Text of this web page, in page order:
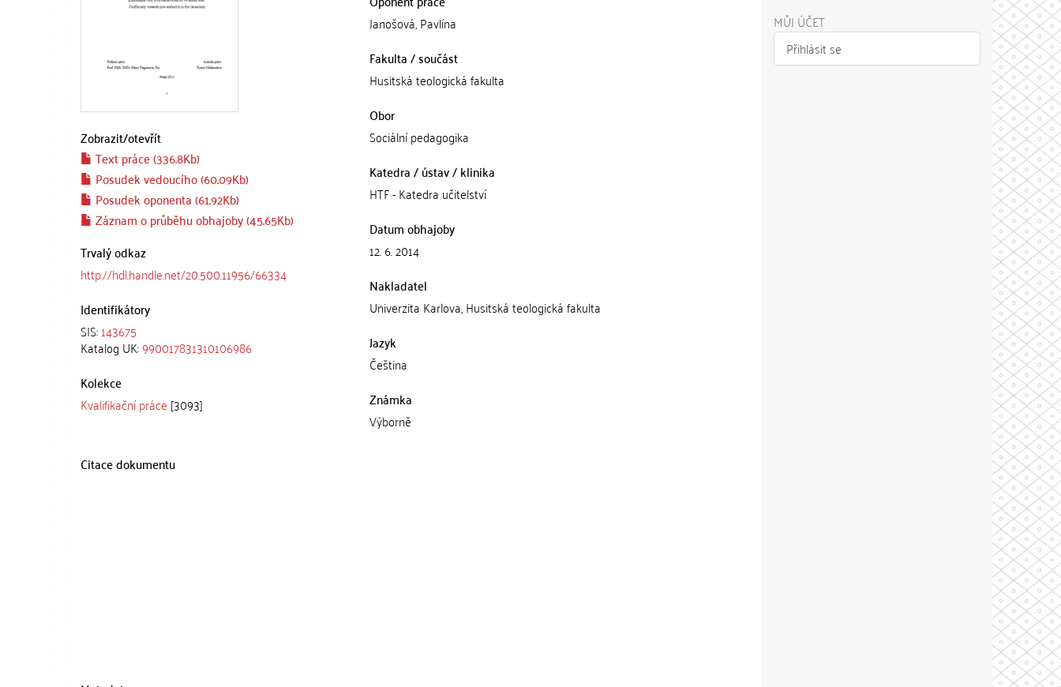
Zobrazit/otevřít
Text práce (336.8Kb)
Posudek vedoucího (60.09Kb)
Posudek oponenta (61.92Kb)
Záznam o průběhu obhajoby (45.65Kb)
Trvalý odkaz
http://hdl.handle.net/20.500.11956/66334
Identifikátory
SIS:143675
Katalog UK:990017831310106986
Kolekce
Kvalifikační práce [3093]
Janošová, Pavlína
Fakulta / součást
Husitská teologická fakulta
Obor
Sociální pedagogika
Katedra / ústav / klinika
HTF - Katedra učitelství
Datum obhajoby
12. 6. 2014
Nakladatel
Univerzita Karlova, Husitská teologická fakulta
Jazyk
Čeština
Známka
Výborně
Citace dokumentu
MŮJ ÚČET
Přihlásit se